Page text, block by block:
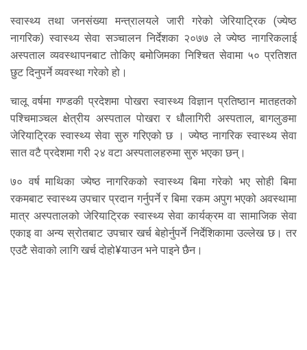
स्वास्थ्य तथा जनसंख्या मन्त्रालयले जारी गरेको जेरियाट्रिक (ज्येष्ठ
नागरिक) स्वास्थ्य सेवा सञ्चालन निर्देशका २०७७ ले ज्येष्ठ नागरिकलाई
अस्पताल व्यवस्थापनबाट तोकिए बमोजिमका निश्चित सेवामा ५० प्रतिशत
छुट दिनुपर्ने व्यवस्था गरेको हो।
चालू वर्षमा गण्डकी प्रदेशमा पोखरा स्वास्थ्य विज्ञान प्रतिष्ठान मातहतको
पश्चिमाञ्चल क्षेत्रीय अस्पताल पोखरा र धौलागिरी अस्पताल, बागलुङमा
जेरियाट्रिक स्वास्थ्य सेवा सुरु गरिएको छ । ज्येष्ठ नागरिक स्वास्थ्य सेवा
सात वटै प्रदेशमा गरी २४ वटा अस्पतालहरुमा सुरु भएका छन्।
७० वर्ष माथिका ज्येष्ठ नागरिकको स्वास्थ्य बिमा गरेको भए सोही बिमा
रकमबाट स्वास्थ्य उपचार प्रदान गर्नुपर्ने र बिमा रकम अपुग भएको अवस्थामा
मात्र अस्पतालको जेरियाट्रिक स्वास्थ्य सेवा कार्यक्रम वा सामाजिक सेवा
एकाइ वा अन्य स्रोतबाट उपचार खर्च बेहोर्नुपर्ने निर्देशिकामा उल्लेख छ। तर
एउटै सेवाको लागि खर्च दोहो¥याउन भने पाइने छैन।